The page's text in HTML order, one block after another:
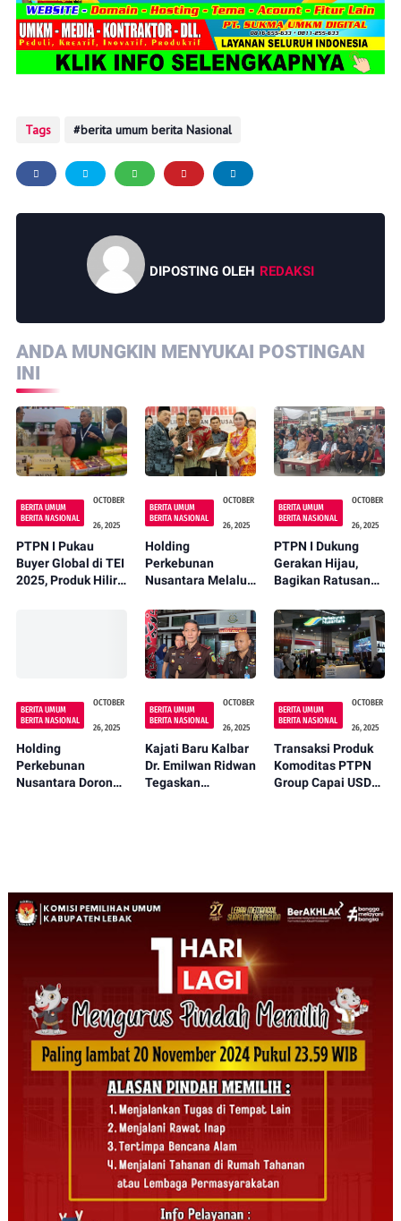
Tags berita umum berita Nasional
DIPOSTING OLEH REDAKSI
ANDA MUNGKIN MENYUKAI POSTINGAN
INI
BERITA UMUM
BERITA NASIONAL
OCTOBER
26, 2025
PTPN I Pukau
Buyer Global di TEI
2025, Produk Hilir
BERITA UMUM
BERITA NASIONAL
OCTOBER
26, 2025
Holding
Perkebunan
Nusantara Melalui
Regional V Raih
Empat
Penghargaan di
Sabang Merah
Award 2025
BERITA UMUM
BERITA NASIONAL
OCTOBER
26, 2025
PTPN I Dukung
Gerakan Hijau,
Bagikan Ratusan
Rekkam Art
Festival 2025
BERITA UMUM
BERITA NASIONAL
OCTOBER
26, 2025
Holding
Perkebunan
Nusantara Dorong
BERITA UMUM
BERITA NASIONAL
OCTOBER
26, 2025
Kajati Baru Kalbar
Dr. Emilwan Ridwan
Tegaskan
BERITA UMUM
BERITA NASIONAL
OCTOBER
26, 2025
Transaksi Produk
Komoditas PTPN
Group Capai USD